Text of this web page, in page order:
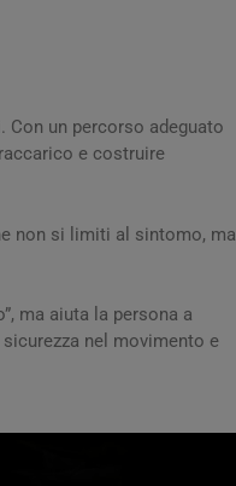
un percorso adeguato
e costruire
non si limiti al sintomo, ma
ma aiuta la persona a
nel movimento e